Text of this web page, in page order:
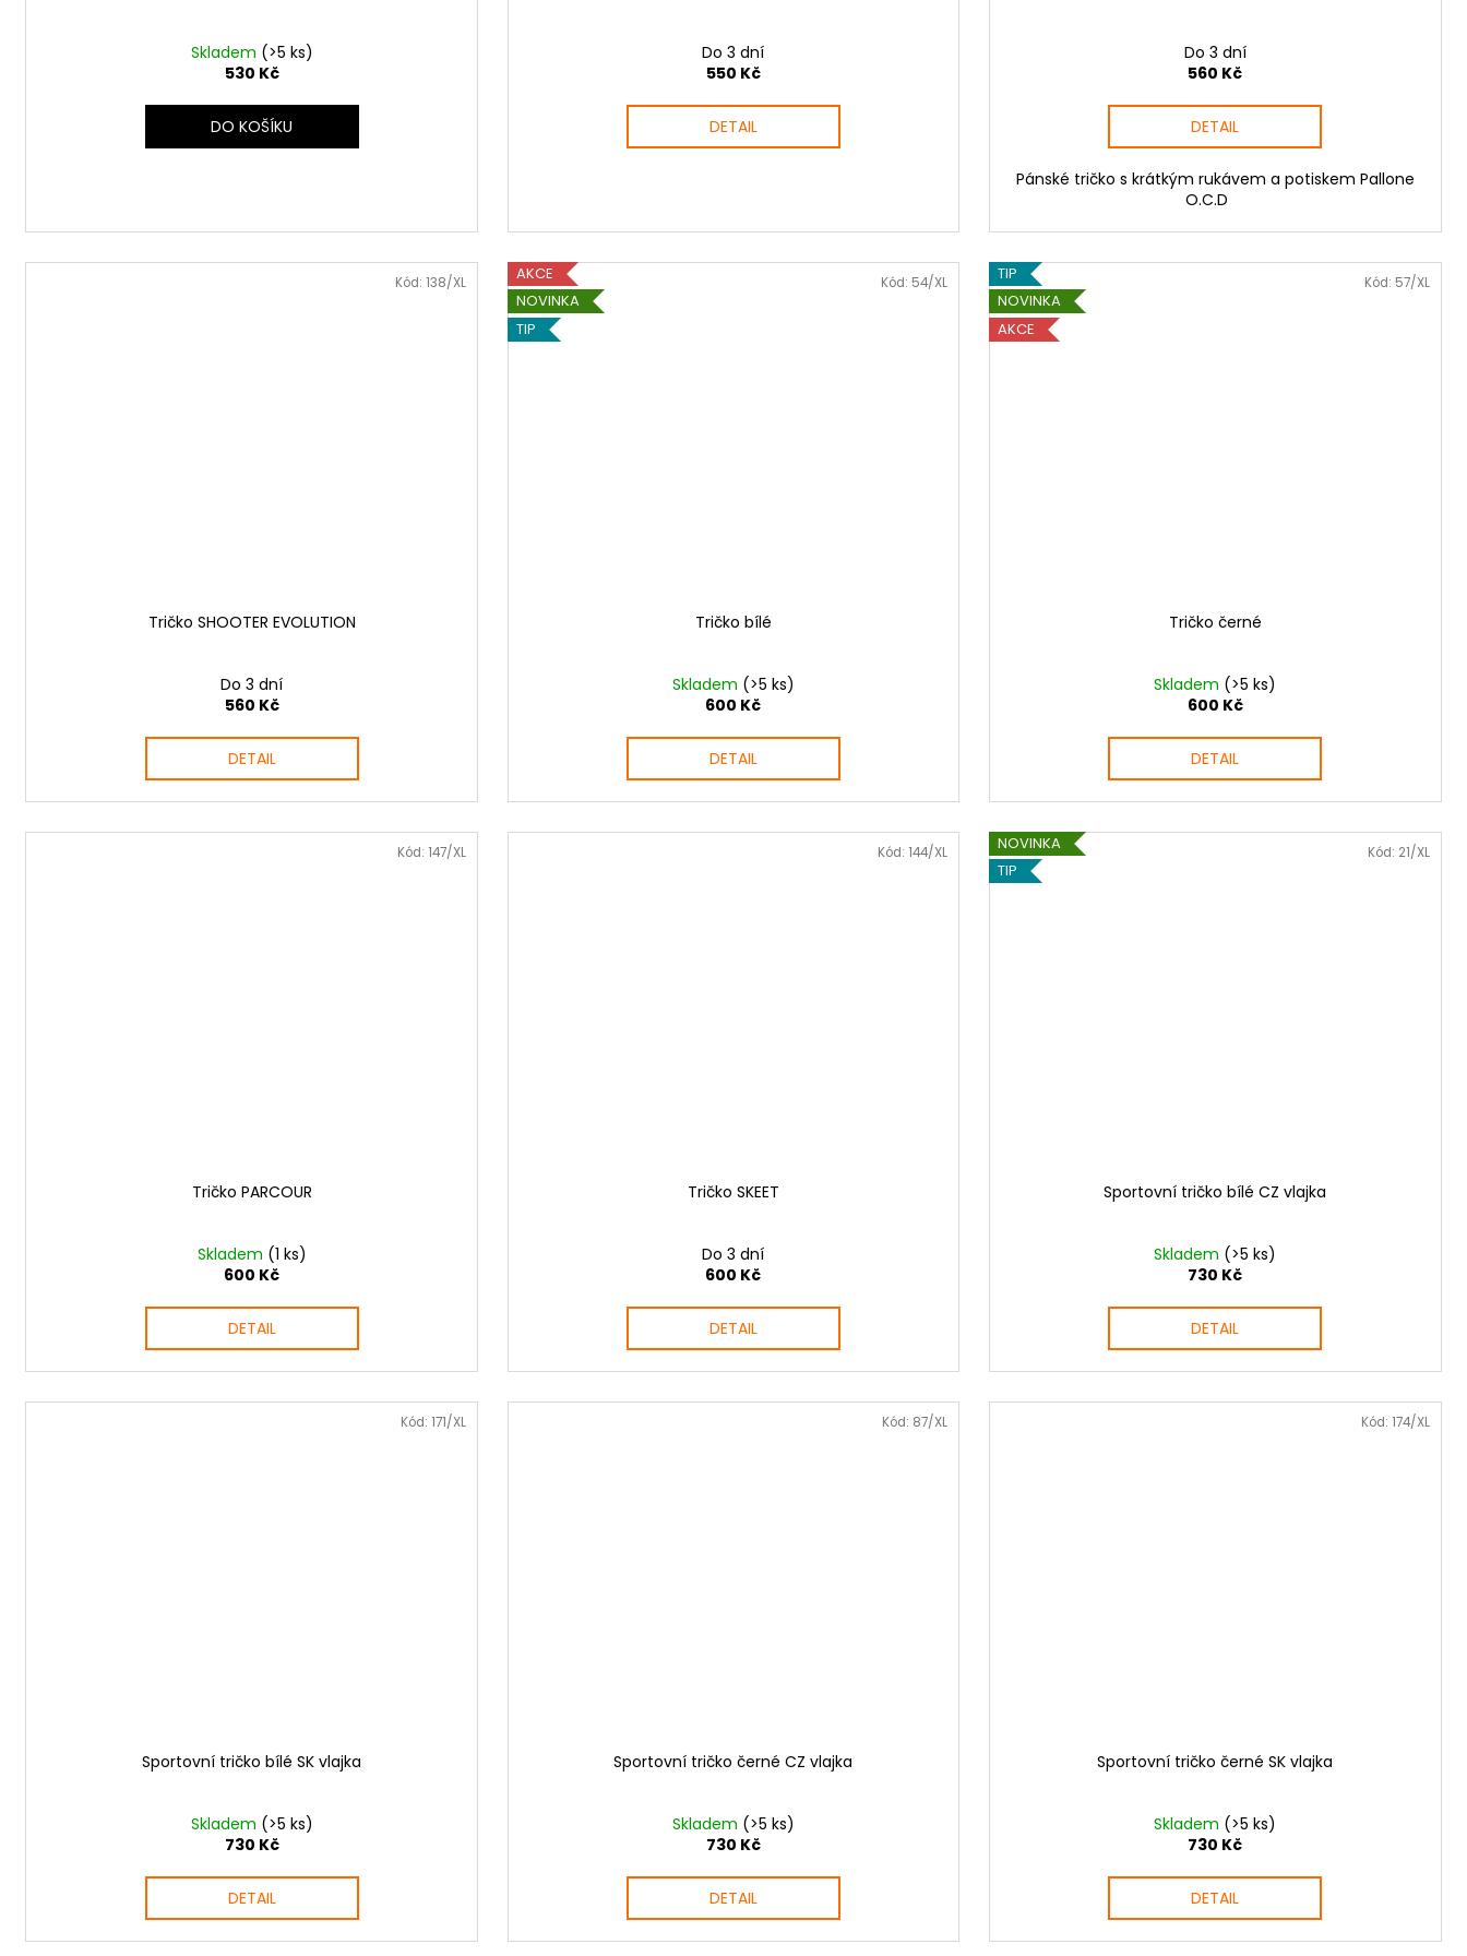
Skladem (>5 ks)
530 Kč
DO KOŠÍKU
Do 3 dní
550 Kč
DETAIL
Do 3 dní
560 Kč
DETAIL
Pánské tričko s krátkým rukávem a potiskem Pallone
O.C.D
Tričko SHOOTER EVOLUTION
Do 3 dní
560 Kč
DETAIL
Kód: 138/XL
AKCE
NOVINKA
TIP
Tričko bílé
Skladem (>5 ks)
600 Kč
DETAIL
Kód: 54/XL
TIP
NOVINKA
AKCE
Tričko černé
Skladem (>5 ks)
600 Kč
DETAIL
Kód: 57/XL
Tričko PARCOUR
Skladem (1 ks)
600 Kč
DETAIL
Kód: 147/XL
Tričko SKEET
Do 3 dní
600 Kč
DETAIL
Kód:144/XL
NOVINKA
TIP
Sportovní tričko bílé CZ vlajka
Skladem (>5 ks)
730 Kč
DETAIL
Kód: 21/XL
Sportovní tričko bílé SK vlajka
Skladem (>5 ks)
730 Kč
DETAIL
Kód: 171/XL
Sportovní tričko černé CZ vlajka
Skladem (>5 ks)
730 Kč
DETAIL
Kód: 87/XL
Sportovní tričko černé SK vlajka
Skladem (>5 ks)
730 Kč
DETAIL
Kód: 174/XL